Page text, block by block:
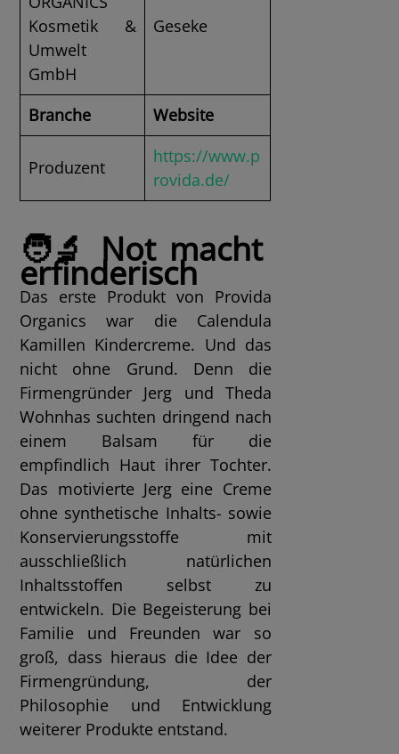
Kosmetik &
Umwelt
GmbH
Geseke
Branche Website
Produzent
https://www.p
rovida.de/
🧑‍🔬 Not macht
erfinderisch
Das erste Produkt von Provida
Organics war die Calendula
Kamillen Kindercreme. Und das
nicht ohne Grund. Denn die
Firmengründer Jerg und Theda
Wohnhas suchten dringend nach
einem Balsam für die
empfindlich Haut ihrer Tochter.
Das motivierte Jerg eine Creme
ohne synthetische Inhalts- sowie
Konservierungsstoffe mit
ausschließlich natürlichen
Inhaltsstoffen selbst zu
entwickeln. Die Begeisterung bei
Familie und Freunden war so
groß, dass hieraus die Idee der
Firmengründung, der
Philosophie und Entwicklung
weiterer Produkte entstand.